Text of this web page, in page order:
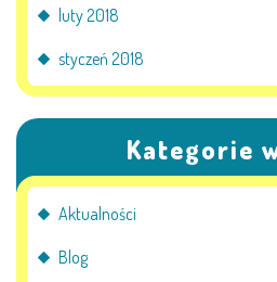
luty 2018
styczeń 2018
Kategorie
Aktualności
Blog